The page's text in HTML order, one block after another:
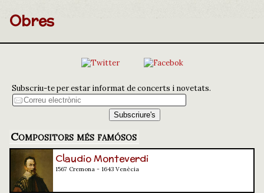
Obres
Subscriu-te per estar informat de concerts i novetats.
Compositors més famósos
Claudio Monteverdi
1567 Cremona - 1643 Venècia